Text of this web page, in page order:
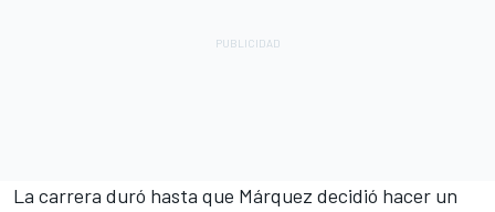
La carrera duró hasta que Márquez decidió hacer un